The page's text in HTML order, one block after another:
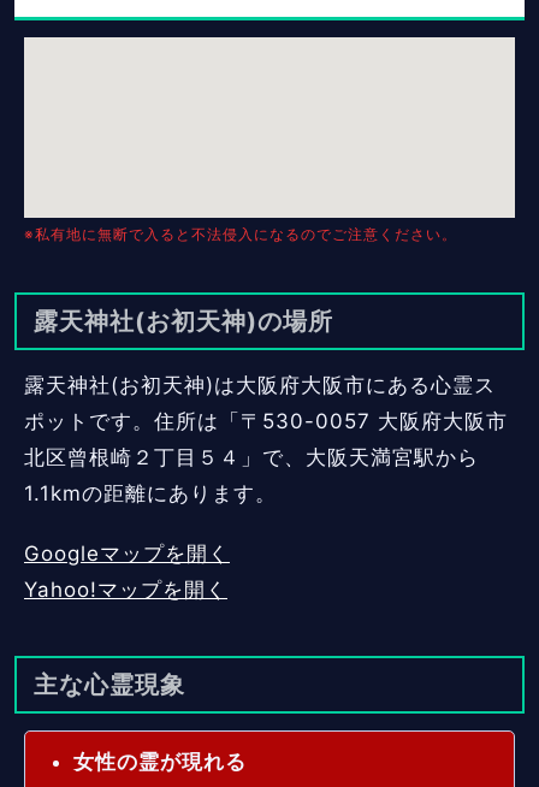
※私有地に無断で入ると不法侵入になるのでご注意ください。
露天神社(お初天神)の場所
露天神社(お初天神)は大阪府大阪市にある心霊ス
ポットです。住所は「〒530-0057 大阪府大阪市
北区曾根崎２丁目５４」で、大阪天満宮駅から
1.1kmの距離にあります。
Googleマップを開く
Yahoo!マップを開く
主な心霊現象
女性の霊が現れる